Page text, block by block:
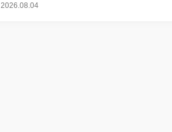
2026.08.04